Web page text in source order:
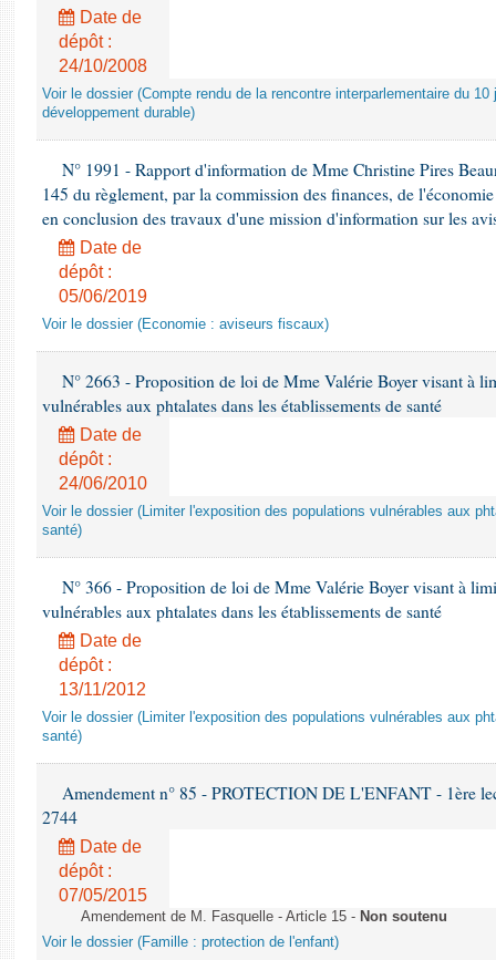
Date de
dépôt :
24/10/2008
Voir le dossier (Compte rendu de la rencontre interparlementaire du
développement durable)
N° 1991 - Rapport d'information de Mme Christine Pires
145 du règlement, par la commission des finances, de
en conclusion des travaux d'une mission d'information sur les
Date de
dépôt :
05/06/2019
Voir le dossier (Economie : aviseurs fiscaux)
N° 2663 - Proposition de loi de Mme Valérie Boyer visant à
vulnérables aux phtalates dans les établissements de santé
Date de
dépôt :
24/06/2010
Voir le dossier (Limiter l'exposition des populations vulnérables aux
santé)
N° 366 - Proposition de loi de Mme Valérie Boyer visant à
vulnérables aux phtalates dans les établissements de santé
Date de
dépôt :
13/11/2012
Voir le dossier (Limiter l'exposition des populations vulnérables aux
santé)
Amendement n° 85 - PROTECTION DE L'ENFANT - 1ère
2744
Date de
dépôt :
07/05/2015
Amendement de M. Fasquelle - Article 15 - Non soutenu
Voir le dossier (Famille : protection de l'enfant)